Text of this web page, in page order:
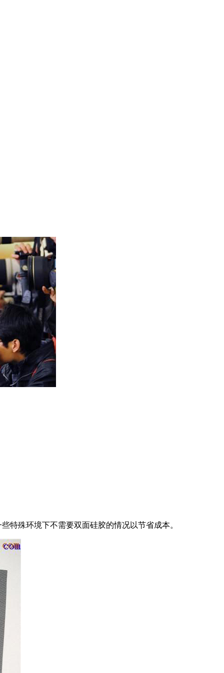
殊环境下不需要双面硅胶的情况以节省成本。